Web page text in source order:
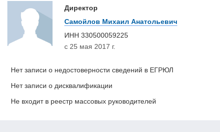
Директор
Самойлов Михаил Анатольевич
ИНН 330500059225
с 25 мая 2017 г.
Нет записи о недостоверности сведений в ЕГРЮЛ
Нет записи о дисквалификации
Не входит в реестр массовых руководителей